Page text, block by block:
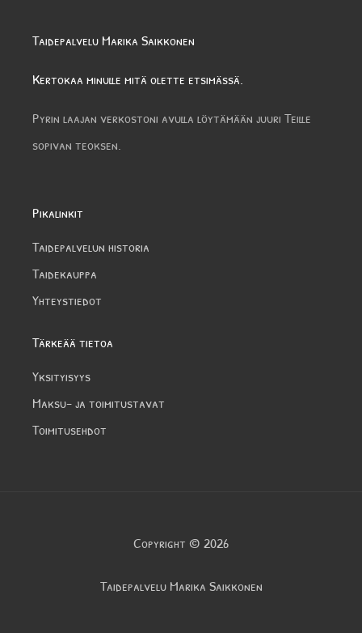
Taidepalvelu Marika Saikkonen
Kertokaa minulle mitä olette etsimässä.
Pyrin laajan verkostoni avulla löytämään juuri Teille
sopivan teoksen.
Pikalinkit
Taidepalvelun historia
Taidekauppa
Yhteystiedot
Tärkeää tietoa
Yksityisyys
Maksu- ja toimitustavat
Toimitusehdot
Copyright © 2026
Taidepalvelu Marika Saikkonen